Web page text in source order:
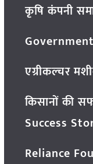
कृषि कंपनी
एग्रीकल्चर
किसानों की
Success
Reliance